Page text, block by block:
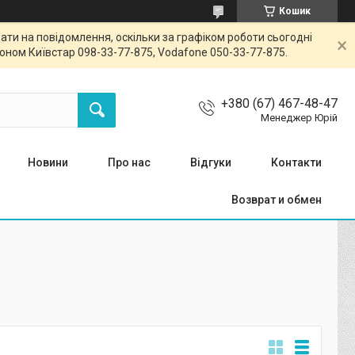
Кошик
на повідомлення, оскільки за графіком роботи сьогодні
Київстар 098-33-77-875, Vodafone 050-33-77-875.
+380 (67) 467-48-47
Менеджер Юрій
Новини Про нас Відгуки Контакти
Возврат и обмен